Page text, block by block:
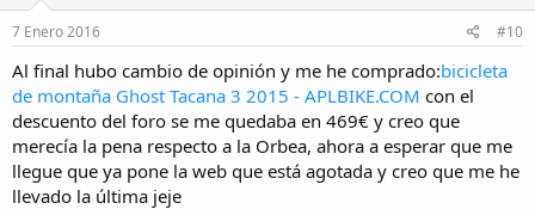
7 Enero 2016 #10
Al final hubo cambio de opinión y me he comprado:bicicleta
de montaña Ghost Tacana 3 2015 - APLBIKE.COM con el
descuento del foro se me quedaba en 469€ y creo que
merecía la pena respecto a la Orbea, ahora a esperar que me
llegue que ya pone la web que está agotada y creo que me he
llevado la última jeje